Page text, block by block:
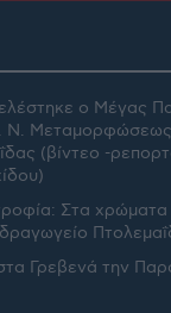
ο Μέγας
Ν.
(βίντεο -
Στα χρώματα
Γρεβενά την